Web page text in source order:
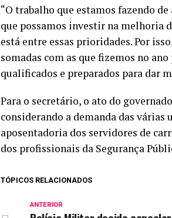
“O trabalho que estamos fazendo
que possamos investir na melhoria
está entre essas prioridades. Por
somadas com as que fizemos no
qualificados e preparados para dar
Para o secretário, o ato do
considerando a demanda das
aposentadoria dos servidores de
dos profissionais da Segurança
TÓPICOS RELACIONADOS
ANTERIOR